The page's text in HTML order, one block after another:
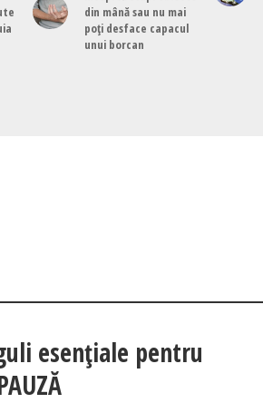
din mână sau nu mai
poți desface capacul
unui borcan
esențiale pentru